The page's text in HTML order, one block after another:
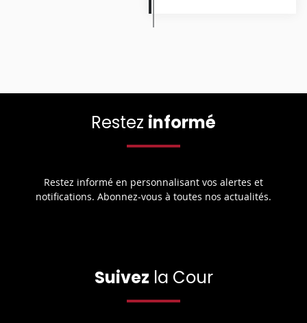
Restez informé
Restez informé en personnalisant vos alertes et
notifications. Abonnez-vous à toutes nos actualités.
Suivez la Cour